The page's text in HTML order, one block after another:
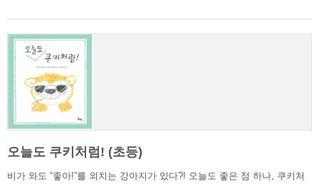
오늘도 쿠키처럼! (초등)
비가 와도 “좋아!”를 외치는 강아지가 있다?! 오늘도 좋은 점 하나, 쿠키처